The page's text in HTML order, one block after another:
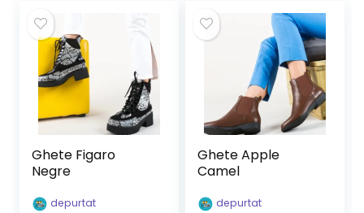
Ghete Figaro
Negre
depurtat
Ghete Apple
Camel
depurtat